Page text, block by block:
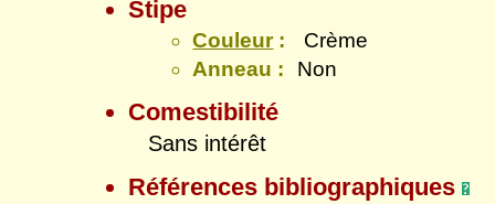
Stipe
Couleur:
Crème
Anneau :
Non
Comestibilité
Sans intérêt
Références bibliographiques